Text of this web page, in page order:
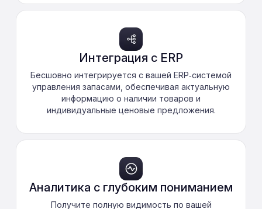
Интеграция с ERP
Бесшовно интегрируется с вашей ERP‑системой
управления запасами, обеспечивая актуальную
информацию о наличии товаров и
индивидуальные ценовые предложения.
Аналитика с глубоким пониманием
Получите полную видимость по вашей